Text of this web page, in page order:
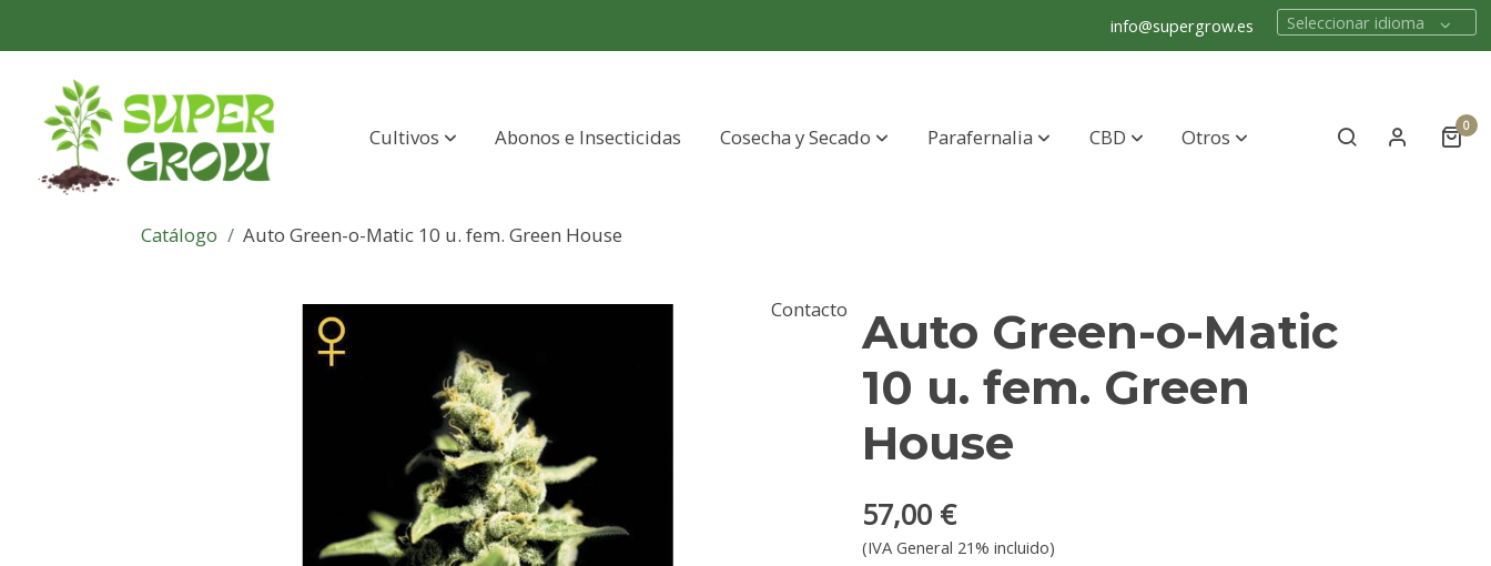
info@supergrow.es Seleccionar idioma
Cultivos Abonos e Insecticidas Cosecha y Secado Parafernalia CBD Otros
Contacto
0
Catálogo Auto Green-o-Matic 10 u. fem. Green House
Auto Green-o-Matic
10 u. fem. Green
House
57,00 €
(IVA General 21% incluido)